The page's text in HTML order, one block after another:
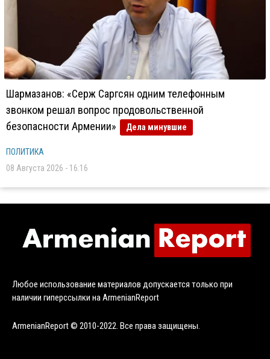
Шармазанов: «Серж Саргсян одним телефонным
звонком решал вопрос продовольственной
безопасности Армении»
Дела минувшие
ПОЛИТИКА
08 Августа 2026 - 16:16
Любое использование материалов допускается только при
наличии гиперссылки на ArmenianReport
ArmenianReport © 2010-2022. Все права защищены.